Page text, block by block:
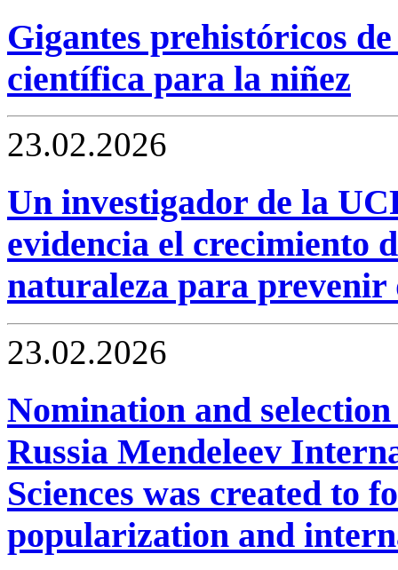
Gigantes prehistóricos
científica para la niñez
23.02.2026
Un investigador de la
evidencia el crecimiento
naturaleza para prevenir
23.02.2026
Nomination and
Russia Mendeleev
Sciences was created to
popularization and